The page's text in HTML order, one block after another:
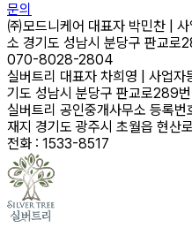
문의
㈜모드니케어 대표자 박민찬
소 경기도 성남시 분당구 판교
070-8028-2804
실버트리 대표자 차희영 사업자
기도 성남시 분당구 판교로289
실버트리 공인중개사무소 등록번
재지 경기도 광주시 초월읍 현산
전화 : 1533-8517